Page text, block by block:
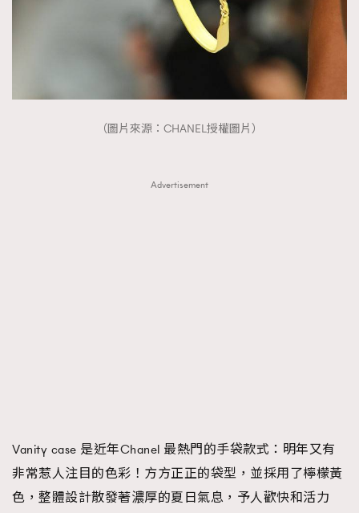
（圖片來源：CHANEL授權圖片）
Advertisement
Vanity case 是近年Chanel 最熱門的手袋款式：明年又有
非常惹人注目的色彩！方方正正的袋型，並採用了檸檬黃
色，整體設計散發著濃厚的夏日氣息，予人歡快和活力